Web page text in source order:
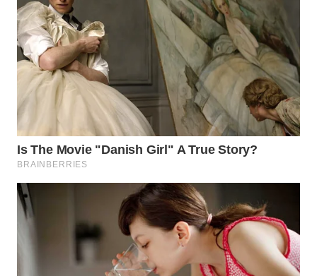
TENGAH
WN DELI
SERDANG
TEBING
TINGGI
WN